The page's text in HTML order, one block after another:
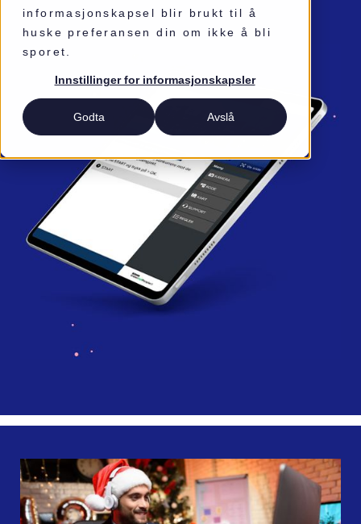
informasjonskapsel blir brukt til å
huske preferansen din om ikke å bli
sporet.
Innstillinger for informasjonskapsler
Godta Avslå